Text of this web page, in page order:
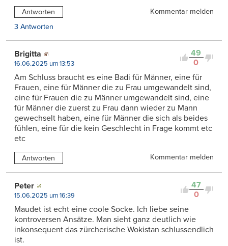
Antworten
Kommentar melden
3 Antworten
49
0
Brigitta
16.06.2025 um 13:53
Am Schluss braucht es eine Badi für Männer, eine für
Frauen, eine für Männer die zu Frau umgewandelt sind,
eine für Frauen die zu Männer umgewandelt sind, eine
für Männer die zuerst zu Frau dann wieder zu Mann
gewechselt haben, eine für Männer die sich als beides
fühlen, eine für die kein Geschlecht in Frage kommt etc
etc
Antworten Kommentar melden
47
0
Peter
15.06.2025 um 16:39
Maudet ist echt eine coole Socke. Ich liebe seine
kontroversen Ansätze. Man sieht ganz deutlich wie
inkonsequent das zürcherische Wokistan schlussendlich
ist.